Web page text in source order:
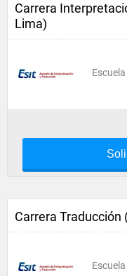
Carrera
Lima)
Carrera Traducción